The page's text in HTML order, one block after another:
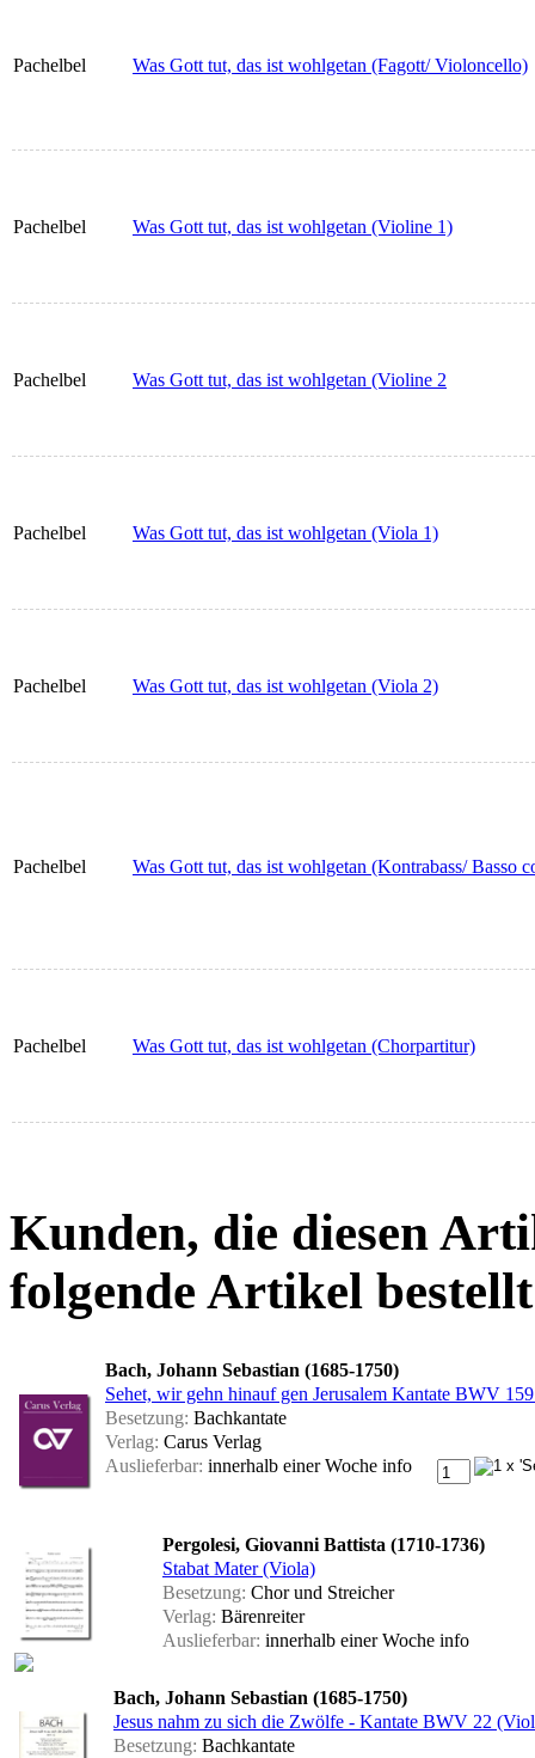
Pachelbel Was Gott tut, das ist wohlgetan (Fagott/ Violoncello)
Pachelbel Was Gott tut, das ist wohlgetan (Violine 1)
Pachelbel Was Gott tut, das ist wohlgetan (Violine 2
Pachelbel Was Gott tut, das ist wohlgetan (Viola 1)
Pachelbel Was Gott tut, das ist wohlgetan (Viola 2)
Pachelbel Was Gott tut, das ist wohlgetan (Kontrabass/ Basso
Pachelbel Was Gott tut, das ist wohlgetan (Chorpartitur)
Kunden, die diesen
folgende Artikel
Bach, Johann Sebastian (1685-1750)
Sehet, wir gehn hinauf gen Jerusalem Kantate BWV
Besetzung: Bachkantate
Verlag: Carus Verlag
Auslieferbar: innerhalb einer Woche info
Pergolesi, Giovanni Battista (1710-1736)
Stabat Mater (Viola)
Besetzung: Chor und Streicher
Verlag: Bärenreiter
Auslieferbar: innerhalb einer Woche info
Bach, Johann Sebastian (1685-1750)
Jesus nahm zu sich die Zwölfe - Kantate BWV 22
Besetzung: Bachkantate